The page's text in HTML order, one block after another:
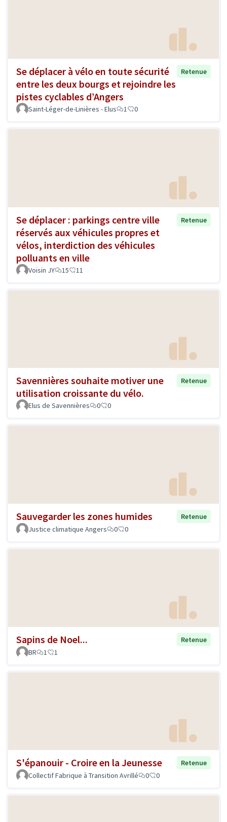
Se déplacer à vélo en toute sécurité
entre les deux bourgs et rejoindre les
pistes cyclables d’Angers
Retenue
Saint-Léger-de-Linières - Elus 1 0
Se déplacer : parkings centre ville
réservés aux véhicules propres et
vélos, interdiction des véhicules
polluants en ville
Retenue
Voisin JY 15 11
Savennières souhaite motiver une
utilisation croissante du vélo.
Retenue
Elus de Savennières 0 0
Sauvegarder les zones humides
Retenue
Justice climatique Angers
0 0
Sapins de Noel...
Retenue
BR
1 1
S'épanouir - Croire en la Jeunesse
Retenue
Collectif Fabrique à Transition Avrillé
0 0